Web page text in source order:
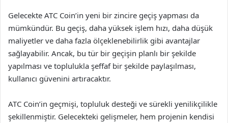
Gelecekte ATC Coin’in yeni bir zincire geçiş yapması da
mümkündür. Bu geçiş, daha yüksek işlem hızı, daha düşük
maliyetler ve daha fazla ölçeklenebilirlik gibi avantajlar
sağlayabilir. Ancak, bu tür bir geçişin planlı bir şekilde
yapılması ve toplulukla şeffaf bir şekilde paylaşılması,
kullanıcı güvenini artıracaktır.
ATC Coin’in geçmişi, topluluk desteği ve sürekli yenilikçilikle
şekillenmiştir. Gelecekteki gelişmeler, hem projenin kendisi